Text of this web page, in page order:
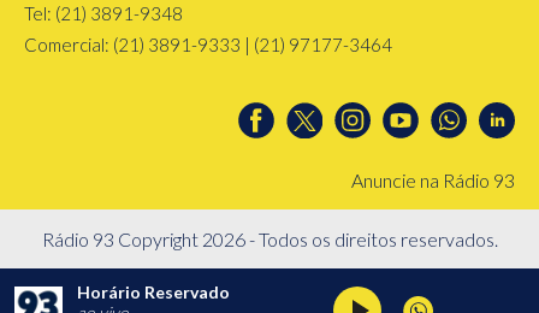
Tel: (21) 3891-9348
Comercial: (21) 3891-9333 | (21) 97177-3464
Anuncie na Rádio 93
Rádio 93 Copyright 2026 - Todos os direitos reservados.
Horário Reservado